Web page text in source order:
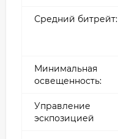
Средний битрейт:
Минимальная
освещенность:
Управление
эскпозицией